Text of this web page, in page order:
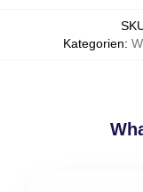
Kategorien: